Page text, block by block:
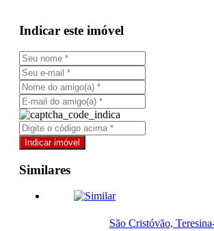
Indicar este imóvel
Similares
São Cristóvão,